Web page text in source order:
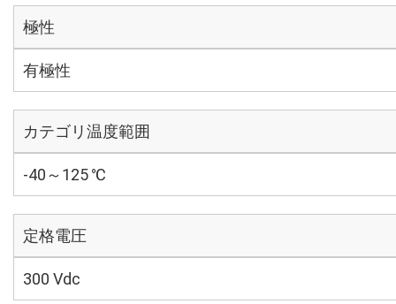
極性
有極性
カテゴリ温度範囲
-40～125 ℃
定格電圧
300 Vdc